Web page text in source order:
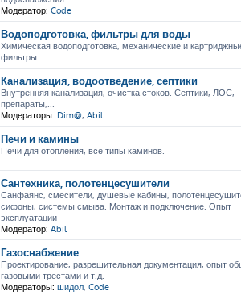
Модератор: Code
Водоподготовка, фильтры для воды
Химическая водоподготовка, механические и
фильтры
Канализация, водоотведение, септики
Внутренняя канализация, очистка стоков. Септики, ЛОС,
препараты,...
Модераторы: Dim@, Abil
Печи и камины
Печи для отопления, все типы каминов.
Сантехника, полотенцесушители
Санфаянс, смесители, душевые кабины,
сифоны, системы смыва. Монтаж и подключение. Опыт
эксплуатации
Модератор: Abil
Газоснабжение
Проектирование, разрешительная документация, опыт
газовыми трестами и т.д.
Модераторы: шидол, Code